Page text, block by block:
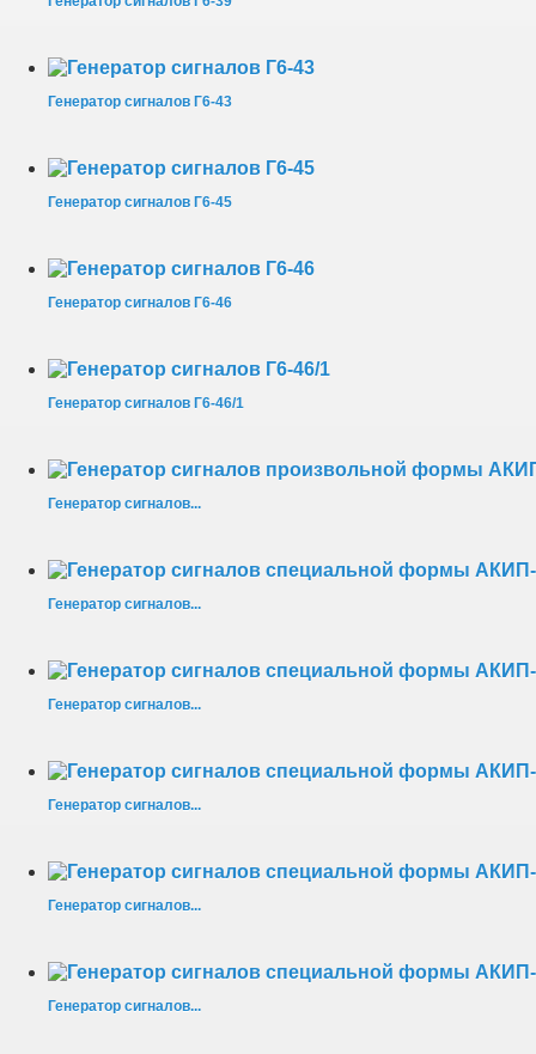
Генератор сигналов Г6-43
Генератор сигналов Г6-45
Генератор сигналов Г6-46
Генератор сигналов Г6-46/1
Генератор сигналов...
Генератор сигналов...
Генератор сигналов...
Генератор сигналов...
Генератор сигналов...
Генератор сигналов...